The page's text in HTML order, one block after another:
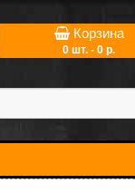
Корзина
0 шт. - 0 р.